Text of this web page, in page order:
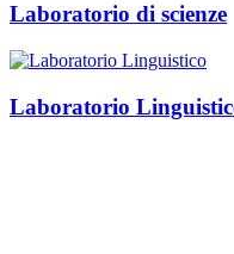
Laboratorio di scienze
Laboratorio